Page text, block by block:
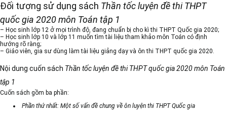
Đối tượng sử dụng sách Thần tốc luyện đề thi THPT
quốc gia 2020 môn Toán tập 1
– Học sinh lớp 12 ở mọi trình độ, đang chuẩn bị cho kì thi THPT Quốc gia 2020;
– Học sinh lớp 10 và lớp 11 muốn tìm tài liệu tham khảo môn Toán có định
hướng rõ ràng;
– Giáo viên, gia sư dùng làm tài liệu giảng dạy và ôn thi THPT quốc gia 2020.
Nội dung cuốn sách Thần tốc luyện đề thi THPT quốc gia 2020 môn Toán
tập 1
Cuốn sách gồm ba phần:
Phần thứ nhất: Một số vấn đề chung về ôn luyện thi THPT Quốc gia